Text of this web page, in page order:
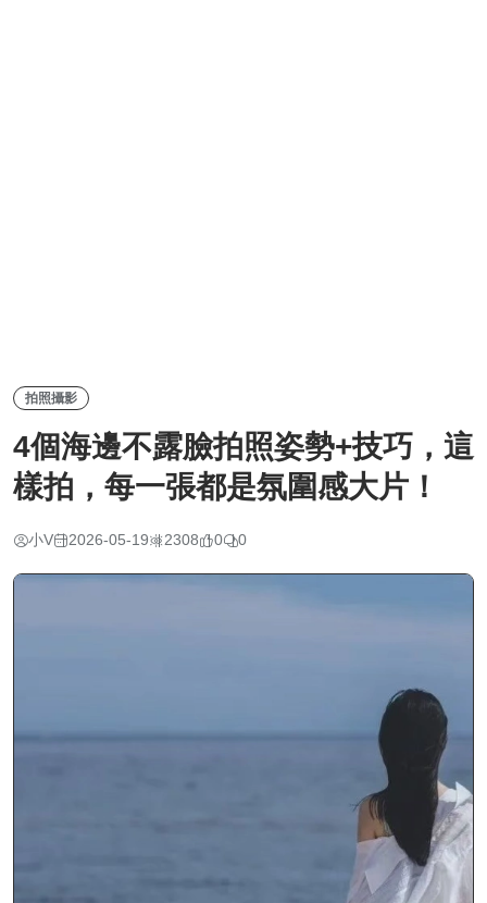
拍照攝影
4個海邊不露臉拍照姿勢+技巧，這
樣拍，每一張都是氛圍感大片！
小V 2026-05-19 2308 0 0